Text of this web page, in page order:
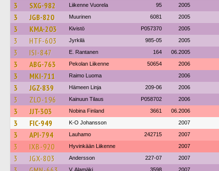
3 SXG-982 Liikenne Vuorela 95 2005
3 JGB-820 Muurinen 6081 2005
3 KMA-203 Kivistö P057370 2005
3 HTF-603 Jyrkilä 985-05 2005
3 ISI-847 E. Rantanen 164 06.2005
3 ABG-763 Pekolan Liikenne 50654 2006
3 MKI-711 Raimo Luoma 2006
3 JGZ-839 Hämeen Linja 209-06 2006
3 ZLO-196 Kainuun Tilaus P058702 2006
3 JJT-303 Nobina Finland 3661 06.2006
3 FIC-949 K-O Johansson 2007
3 API-794 Lauhamo 242715 2007
3 IXB-920 Hyvinkään Liikenne 2007
3 JGX-803 Andersson 227-07 2007
V. Alamäki 3598 2007